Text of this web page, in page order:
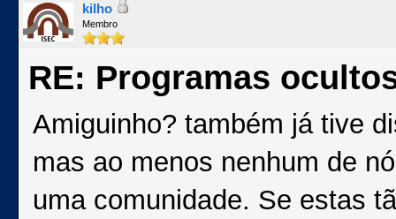
kilho
Membro
RE: Programas
Amiguinho? também já tive
mas ao menos nenhum de
uma comunidade. Se estas